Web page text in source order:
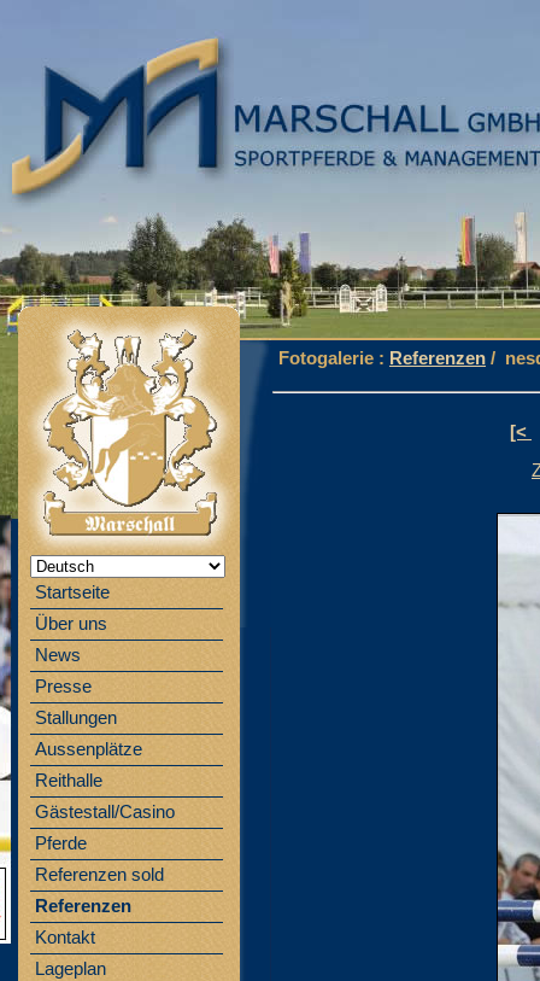
Startseite
Über uns
News
Presse
Stallungen
Aussenplätze
Reithalle
Gästestall/Casino
Pferde
Referenzen sold
Referenzen
Kontakt
Lageplan
Fotogalerie : Referenzen /
[<